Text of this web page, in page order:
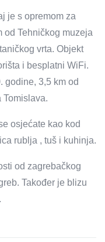
je s opremom za
od Tehničkog muzeja
vrta. Objekt
i besplatni WiFi.
godine, 3,5 km od
Tomislava.
osjećate kao kod
rublja , tuš i kuhinja.
od zagrebačkog
Također je blizu